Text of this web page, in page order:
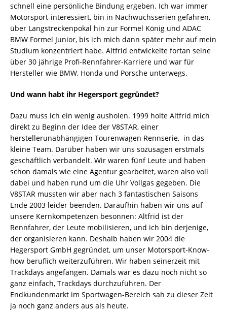
schnell eine persönliche Bindung ergeben. Ich war immer
Motorsport-interessiert, bin in Nachwuchsserien gefahren,
über Langstreckenpokal hin zur Formel König und ADAC
BMW Formel Junior, bis ich mich dann später mehr auf mein
Studium konzentriert habe. Altfrid entwickelte fortan seine
über 30 jährige Profi-Rennfahrer-Karriere und war für
Hersteller wie BMW, Honda und Porsche unterwegs.
Und wann habt ihr Hegersport gegründet?
Dazu muss ich ein wenig ausholen. 1999 holte Altfrid mich
direkt zu Beginn der Idee der V8STAR, einer
herstellerunabhängigen Tourenwagen Rennserie, in das
kleine Team. Darüber haben wir uns sozusagen erstmals
geschäftlich verbandelt. Wir waren fünf Leute und haben
schon damals wie eine Agentur gearbeitet, waren also voll
dabei und haben rund um die Uhr Vollgas gegeben. Die
V8STAR mussten wir aber nach 3 fantastischen Saisons
Ende 2003 leider beenden. Daraufhin haben wir uns auf
unsere Kernkompetenzen besonnen: Altfrid ist der
Rennfahrer, der Leute mobilisieren, und ich bin derjenige,
der organisieren kann. Deshalb haben wir 2004 die
Hegersport GmbH gegründet, um unser Motorsport-Know-
how beruflich weiterzuführen. Wir haben seinerzeit mit
Trackdays angefangen. Damals war es dazu noch nicht so
ganz einfach, Trackdays durchzuführen. Der
Endkundenmarkt im Sportwagen-Bereich sah zu dieser Zeit
ja noch ganz anders aus als heute.